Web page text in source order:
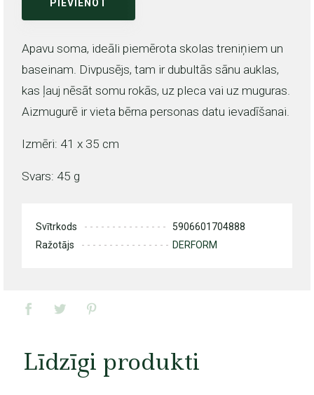
PIEVIENOT
Apavu soma, ideāli piemērota skolas treniņiem un
baseinam. Divpusējs, tam ir dubultās sānu auklas,
kas ļauj nēsāt somu rokās, uz pleca vai uz muguras.
Aizmugurē ir vieta bērna personas datu ievadīšanai.
Izmēri: 41 x 35 cm
Svars: 45 g
Svītrkods
5906601704888
Ražotājs
DERFORM
Līdzīgi produkti